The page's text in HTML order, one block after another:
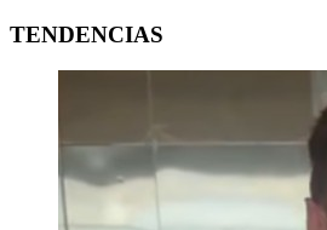
TENDENCIAS